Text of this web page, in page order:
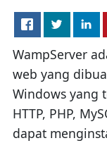
WampServer
web yang
Windows yang
HTTP, PHP,
dapat